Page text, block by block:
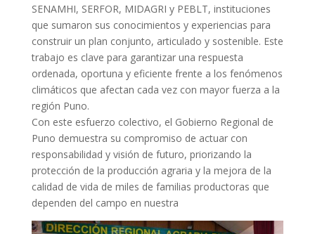
SENAMHI, SERFOR, MIDAGRI y PEBLT, instituciones
que sumaron sus conocimientos y experiencias para
construir un plan conjunto, articulado y sostenible. Este
trabajo es clave para garantizar una respuesta
ordenada, oportuna y eficiente frente a los fenómenos
climáticos que afectan cada vez con mayor fuerza a la
región Puno.
Con este esfuerzo colectivo, el Gobierno Regional de
Puno demuestra su compromiso de actuar con
responsabilidad y visión de futuro, priorizando la
protección de la producción agraria y la mejora de la
calidad de vida de miles de familias productoras que
dependen del campo en nuestra